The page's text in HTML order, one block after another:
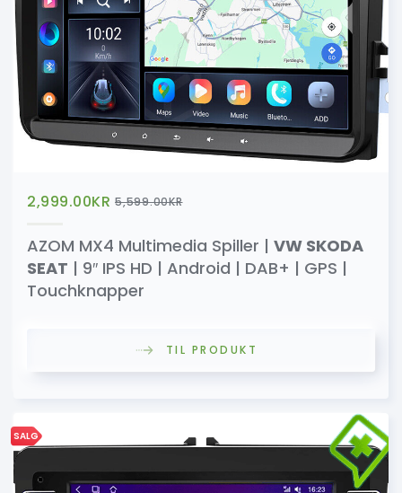
2,999.00KR 5,599.00KR
AZOM MX4 Multimedia Spiller | VW SKODA
SEAT | 9″ IPS HD | Android | DAB+ | GPS |
Touchknapper
TIL PRODUKT
SALG